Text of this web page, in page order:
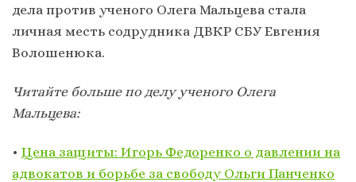
дела против ученого Олега Мальцева стала
личная месть содрудника ДВКР СБУ Евгения
Волошенюка.
Читайте больше по делу ученого Олега
Мальцева:
• Цена защиты: Игорь Федоренко о давлении на
адвокатов и борьбе за свободу Ольги Панченко